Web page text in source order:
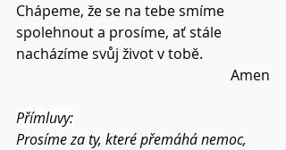
Chápeme, že se na tebe smíme
spolehnout a prosíme, ať stále
nacházíme svůj život v tobě.
Amen
Přímluvy:
Prosíme za ty, které přemáhá nemoc,